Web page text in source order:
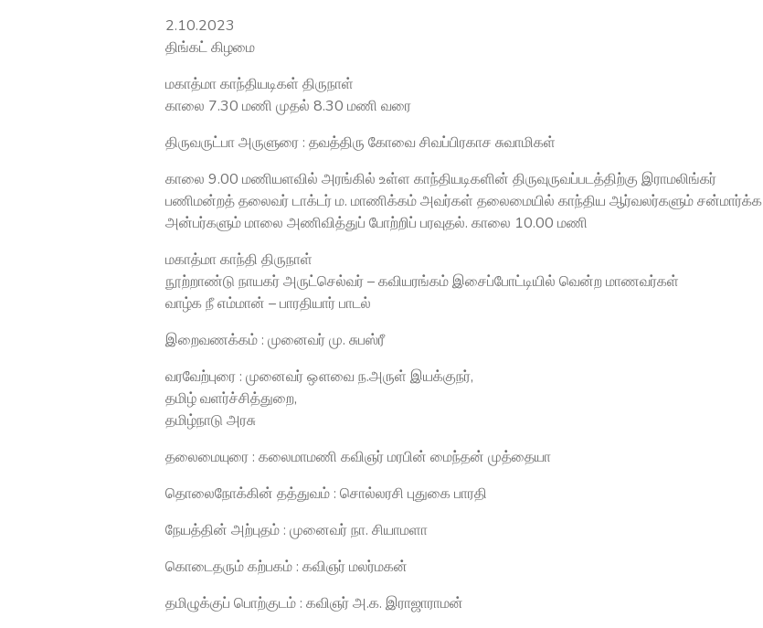
2.10.2023
திங்கட் கிழமை
மகாத்மா காந்தியடிகள் திருநாள்
காலை 7.30 மணி முதல் 8.30 மணி வரை
திருவருட்பா அருளுரை : தவத்திரு கோவை சிவப்பிரகாச சுவாமிகள்
காலை 9.00 மணியளவில் அரங்கில் உள்ள காந்தியடிகளின் திருவுருவப்படத்திற்கு இராமலிங்கர்
பணிமன்றத் தலைவர் டாக்டர் ம. மாணிக்கம் அவர்கள் தலைமையில் காந்திய ஆர்வலர்களும் சன்மார்க்க
அன்பர்களும் மாலை அணிவித்துப் போற்றிப் பரவுதல். காலை 10.00 மணி
மகாத்மா காந்தி திருநாள்
நூற்றாண்டு நாயகர் அருட்செல்வர் – கவியரங்கம் இசைப்போட்டியில் வென்ற மாணவர்கள்
வாழ்க நீ எம்மான் – பாரதியார் பாடல்
இறைவணக்கம் : முனைவர் மு. சுபஸ்ரீ
வரவேற்புரை : முனைவர் ஔவை ந.அருள் இயக்குநர்,
தமிழ் வளர்ச்சித்துறை,
தமிழ்நாடு அரசு
தலைமையுரை : கலைமாமணி கவிஞர் மரபின் மைந்தன் முத்தையா
தொலைநோக்கின் தத்துவம் : சொல்லரசி புதுகை பாரதி
நேயத்தின் அற்புதம் : முனைவர் நா. சியாமளா
கொடைதரும் கற்பகம் : கவிஞர் மலர்மகன்
தமிழுக்குப் பொற்குடம் : கவிஞர் அ.க. இராஜாராமன்